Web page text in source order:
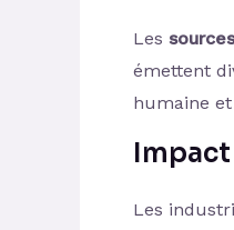
Les
émettent
humaine
Impact
Les